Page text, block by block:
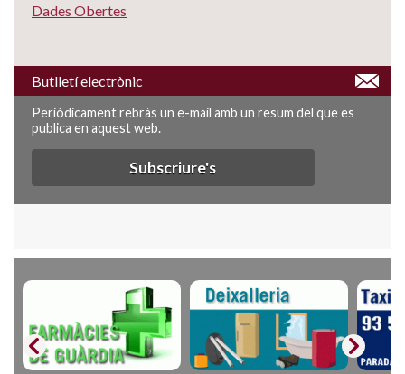
Dades Obertes
Butlletí electrònic
Periòdicament rebràs un e-mail amb un resum del que es
publica en aquest web.
Subscriure's